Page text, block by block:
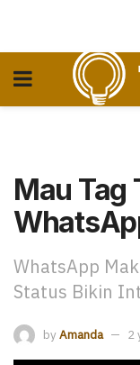
Mau Tag
WhatsApp
Status Bikin
by Amanda 2